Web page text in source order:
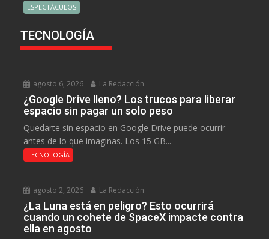
ESPECTÁCULOS
TECNOLOGÍA
agosto 6, 2026 La Redacción
¿Google Drive lleno? Los trucos para liberar
espacio sin pagar un solo peso
Quedarte sin espacio en Google Drive puede ocurrir
antes de lo que imaginas. Los 15 GB...
TECNOLOGÍA
agosto 2, 2026 La Redacción
¿La Luna está en peligro? Esto ocurrirá
cuando un cohete de SpaceX impacte contra
ella en agosto